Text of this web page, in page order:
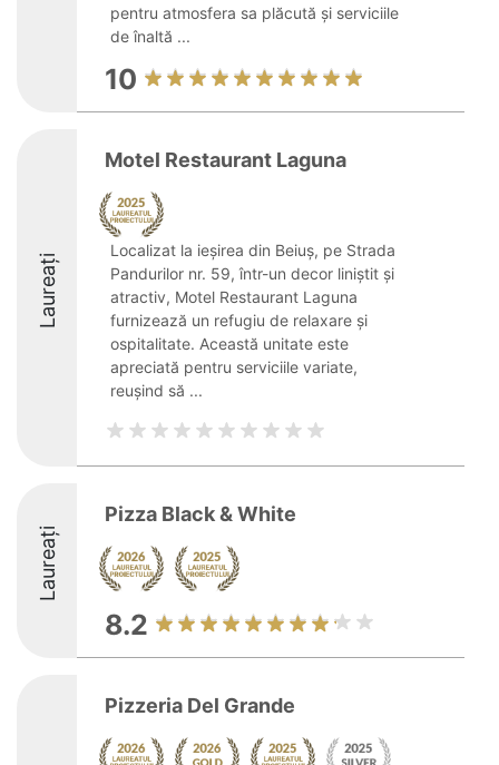
pentru atmosfera sa plăcută și serviciile
de înaltă ...
10
Laureați
Motel Restaurant Laguna
Localizat la ieșirea din Beiuș, pe Strada
Pandurilor nr. 59, într-un decor liniștit și
atractiv, Motel Restaurant Laguna
furnizează un refugiu de relaxare și
ospitalitate. Această unitate este
apreciată pentru serviciile variate,
reușind să ...
Laureați
Pizza Black & White
8.2
Pizzeria Del Grande